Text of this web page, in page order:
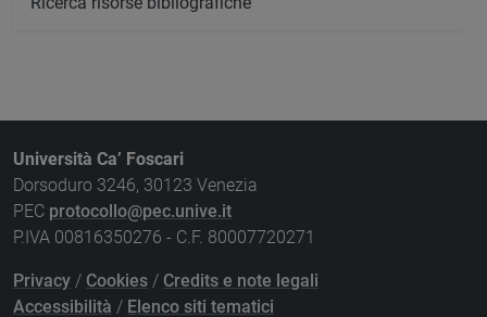
Università Ca’ Foscari
Dorsoduro 3246, 30123 Venezia
PEC protocollo@pec.unive.it
P.IVA 00816350276 - C.F. 80007720271
Privacy / Cookies / Credits e note legali
Accessibilità / Elenco siti tematici